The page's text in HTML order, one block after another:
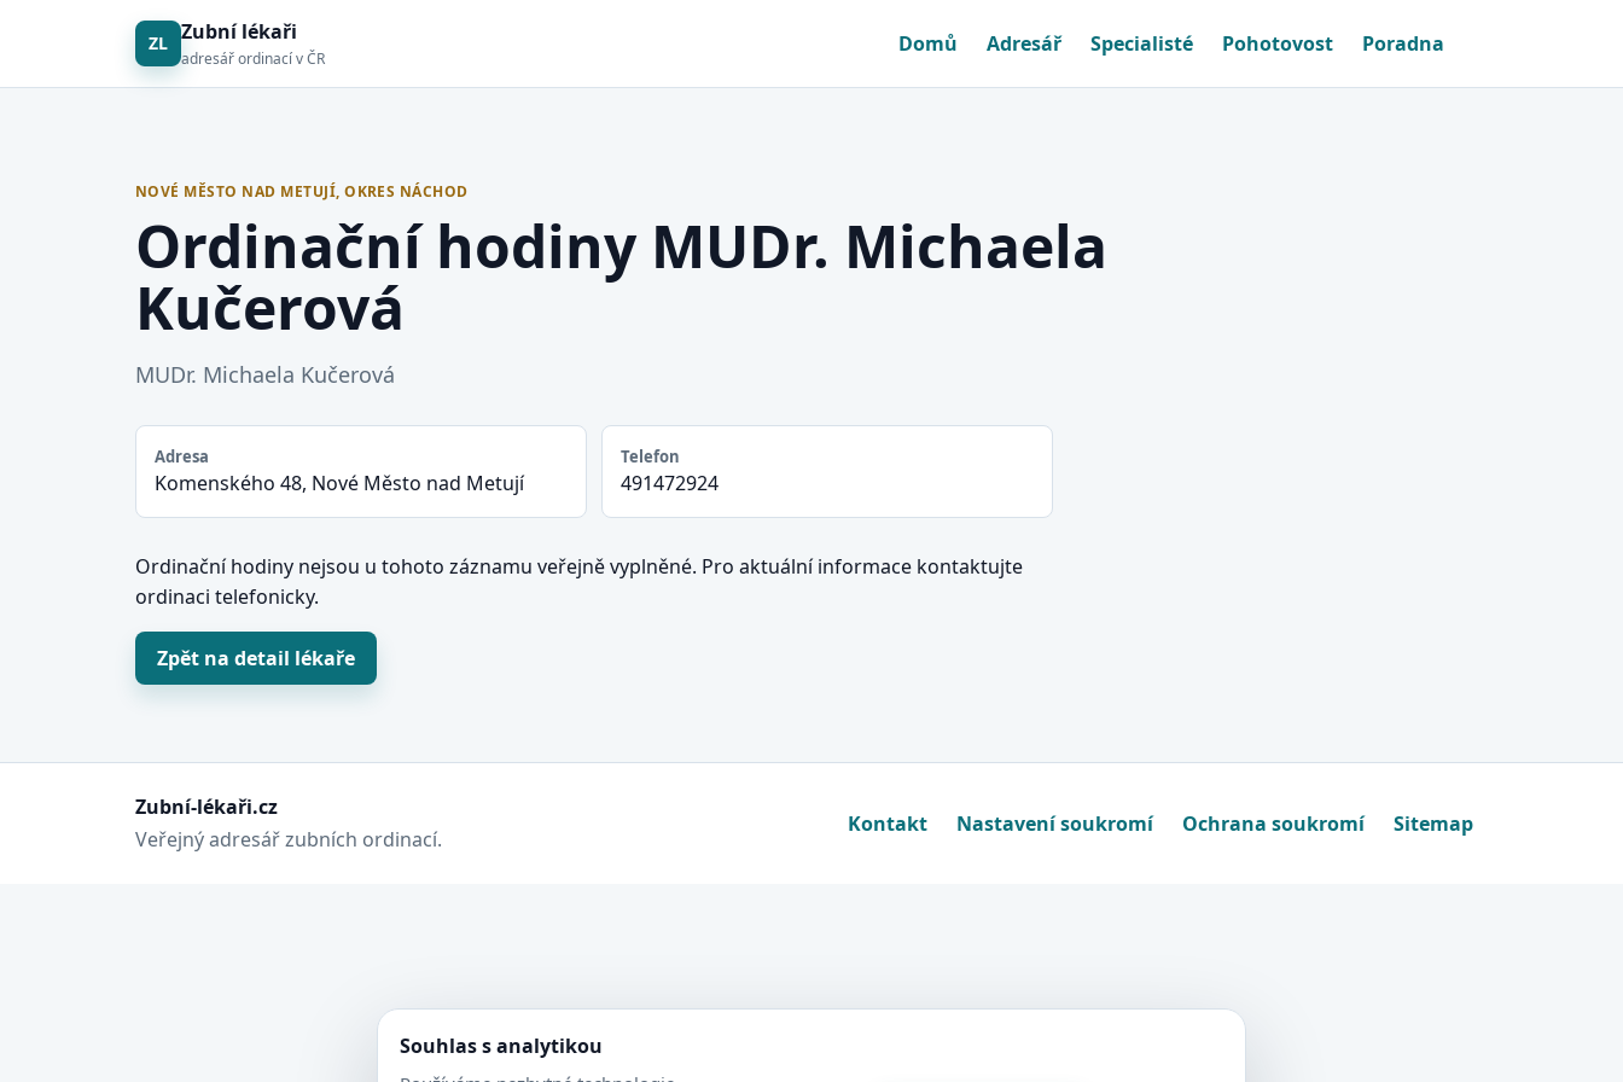
ZL Zubní lékaři
adresář ordinací v ČR
Domů Adresář Specialisté Pohotovost Poradna
NOVÉ MĚSTO NAD METUJÍ, OKRES NÁCHOD
Ordinační hodiny MUDr. Michaela
Kučerová
MUDr. Michaela Kučerová
Adresa
Komenského 48, Nové Město nad Metují
Telefon
491472924
Ordinační hodiny nejsou u tohoto záznamu veřejně vyplněné. Pro aktuální informace kontaktujte
ordinaci telefonicky.
Zpět na detail lékaře
Zubní-lékaři.cz
Veřejný adresář zubních ordinací.
Kontakt Nastavení soukromí Ochrana soukromí Sitemap
Souhlas s analytikou